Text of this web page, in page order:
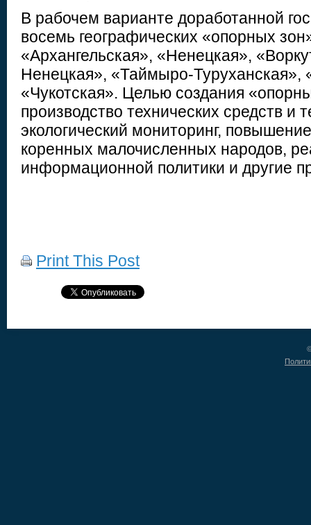
В рабочем варианте доработанной
восемь географических «опорных
«Архангельская», «Ненецкая»,
Ненецкая», «Таймыро-Туруханская»,
«Чукотская». Целью создания
производство технических средств и
экологический мониторинг,
коренных малочисленных народов,
информационной политики и другие
Print This Post